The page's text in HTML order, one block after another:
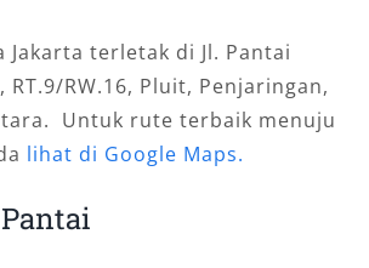
Jakarta terletak di Jl. Pantai
RT.9/RW.16, Pluit, Penjaringan,
Untuk rute terbaik menuju
lihat di Google Maps.